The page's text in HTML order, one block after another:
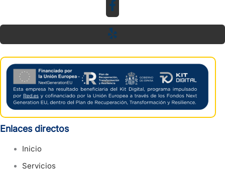
Enlaces directos
Inicio
Servicios